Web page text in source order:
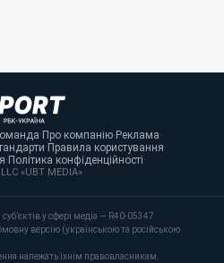
·Про компанію·Реклама·
·Правила користування·
·Політика конфіденційності·
«UBT MEDIA»
у сфері медіа — R40-05347
версію (українською та російською
належать їхнім правовласникам.